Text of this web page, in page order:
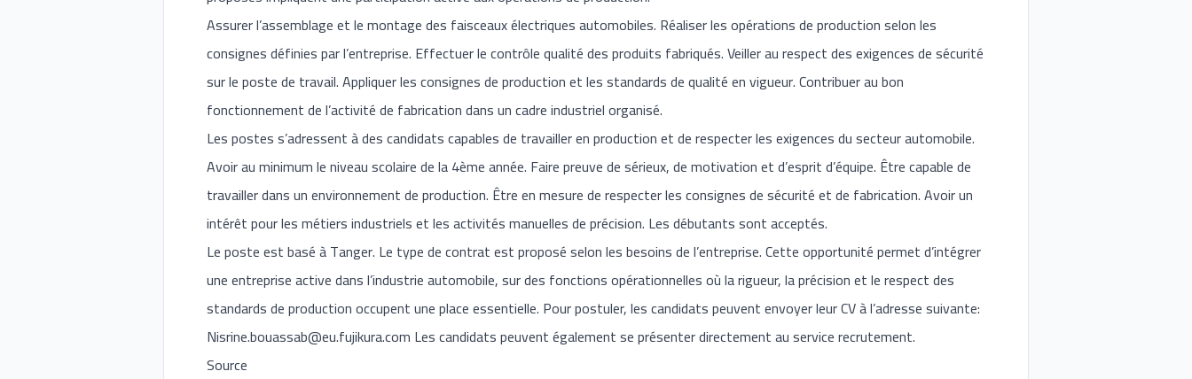
Assurer l’assemblage et le montage des faisceaux électriques automobiles. Réaliser les opérations de production selon les
consignes définies par l’entreprise. Effectuer le contrôle qualité des produits fabriqués. Veiller au respect des exigences de sécurité
sur le poste de travail. Appliquer les consignes de production et les standards de qualité en vigueur. Contribuer au bon
fonctionnement de l’activité de fabrication dans un cadre industriel organisé.
Les postes s’adressent à des candidats capables de travailler en production et de respecter les exigences du secteur automobile.
Avoir au minimum le niveau scolaire de la 4ème année. Faire preuve de sérieux, de motivation et d’esprit d’équipe. Être capable de
travailler dans un environnement de production. Être en mesure de respecter les consignes de sécurité et de fabrication. Avoir un
intérêt pour les métiers industriels et les activités manuelles de précision. Les débutants sont acceptés.
Le poste est basé à Tanger. Le type de contrat est proposé selon les besoins de l’entreprise. Cette opportunité permet d’intégrer
une entreprise active dans l’industrie automobile, sur des fonctions opérationnelles où la rigueur, la précision et le respect des
standards de production occupent une place essentielle. Pour postuler, les candidats peuvent envoyer leur CV à l’adresse suivante:
Nisrine.bouassab@eu.fujikura.com Les candidats peuvent également se présenter directement au service recrutement.
Source